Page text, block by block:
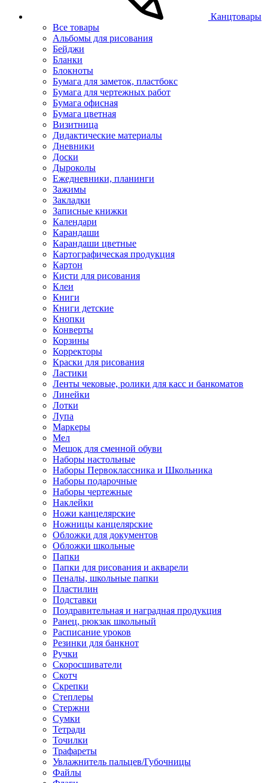
Канцтовары
Все товары
Альбомы для рисования
Бейджи
Бланки
Блокноты
Бумага для заметок, пластбокс
Бумага для чертежных работ
Бумага офисная
Бумага цветная
Визитница
Дидактические материалы
Дневники
Доски
Дыроколы
Ежедневники, планинги
Зажимы
Закладки
Записные книжки
Календари
Карандаши
Карандаши цветные
Картографическая продукция
Картон
Кисти для рисования
Клеи
Книги
Книги детские
Кнопки
Конверты
Корзины
Корректоры
Краски для рисования
Ластики
Ленты чековые, ролики для касс и банкоматов
Линейки
Лотки
Лупа
Маркеры
Мел
Мешок для сменной обуви
Наборы настольные
Наборы Первоклассника и Школьника
Наборы подарочные
Наборы чертежные
Наклейки
Ножи канцелярские
Ножницы канцелярские
Обложки для документов
Обложки школьные
Папки
Папки для рисования и акварели
Пеналы, школьные папки
Пластилин
Подставки
Поздравительная и наградная продукция
Ранец, рюкзак школьный
Расписание уроков
Резинки для банкнот
Ручки
Скоросшиватели
Скотч
Скрепки
Степлеры
Стержни
Сумки
Тетради
Точилки
Трафареты
Увлажнитель пальцев/Губочницы
Файлы